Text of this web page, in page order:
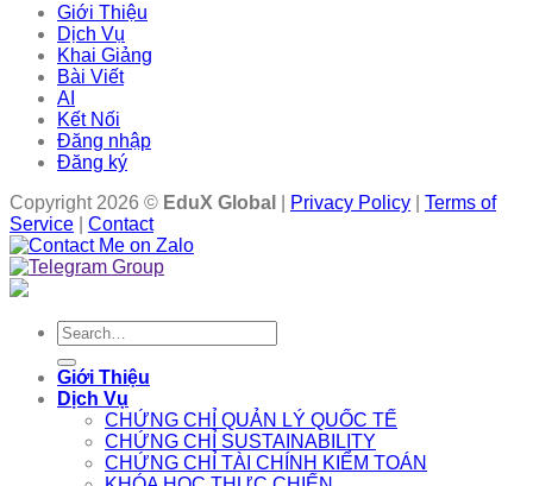
Giới Thiệu
Dịch Vụ
Khai Giảng
Bài Viết
AI
Kết Nối
Đăng nhập
Đăng ký
Copyright 2026 © EduX Global Privacy Policy
Terms of
Service
Contact
Search
for:
Giới Thiệu
Dịch Vụ
CHỨNG CHỈ QUẢN LÝ QUỐC TẾ
CHỨNG CHỈ SUSTAINABILITY
CHỨNG CHỈ TÀI CHÍNH KIỂM TOÁN